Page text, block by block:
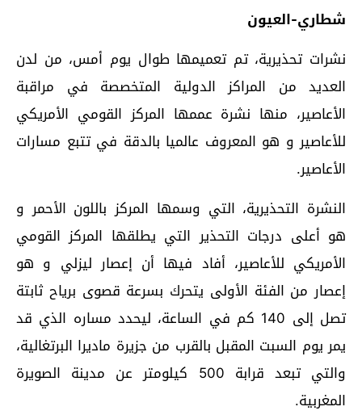
شطاري-العيون
نشرات تحذيرية، تم تعميمها طوال يوم أمس، من لدن
العديد من المراكز الدولية المتخصصة في مراقبة
الأعاصير، منها نشرة عممها المركز القومي الأمريكي
للأعاصير و هو المعروف عالميا بالدقة في تتبع مسارات
الأعاصير.
النشرة التحذيرية، التي وسمها المركز باللون الأحمر و
هو أعلى درجات التحذير التي يطلقها المركز القومي
الأمريكي للأعاصير، أفاد فيها أن إعصار ليزلي و هو
إعصار من الفئة الأولى يتحرك بسرعة قصوى برياح ثابتة
تصل إلى 140 كم في الساعة، ليحدد مساره الذي قد
يمر يوم السبت المقبل بالقرب من جزيرة ماديرا البرتغالية،
والتي تبعد قرابة 500 كيلومتر عن مدينة الصويرة
المغربية.